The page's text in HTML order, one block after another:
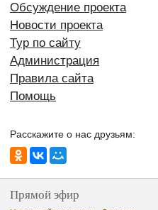
Обсуждение проекта
Новости проекта
Тур по сайту
Администрация
Правила сайта
Помощь
Расскажите о нас друзьям:
Прямой эфир